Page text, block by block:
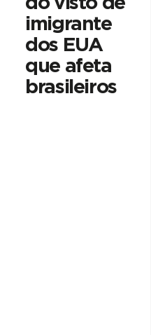
imigrante
dos EUA
que afeta
brasileiros